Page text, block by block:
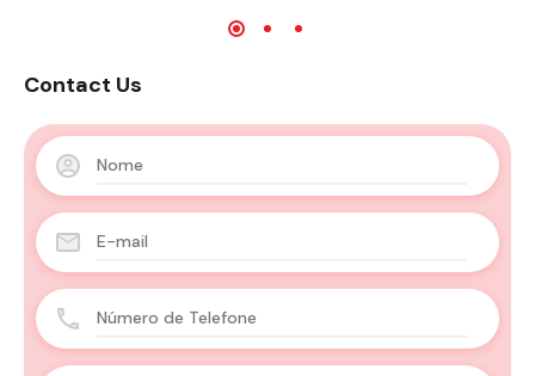
Contact Us